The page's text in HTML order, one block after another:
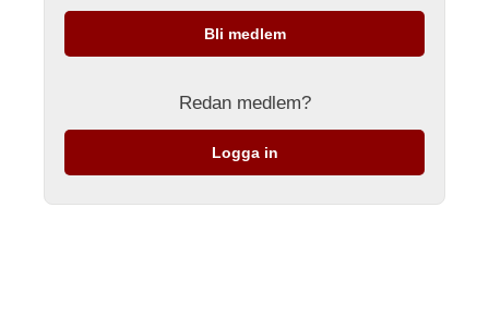
Bli medlem
Redan medlem?
Logga in